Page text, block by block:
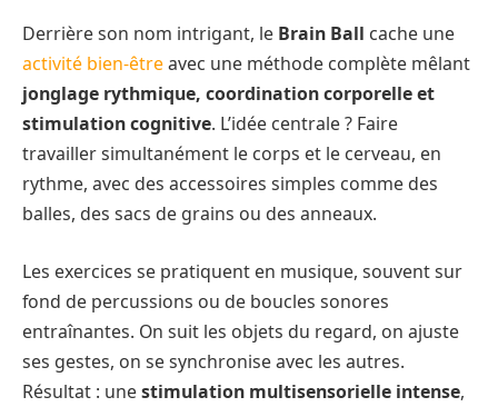
Derrière son nom intrigant, le Brain Ball cache une
activité bien-êtreavec une méthode complète mêlant
jonglage rythmique, coordination corporelle et
stimulation cognitive. L’idée centrale ? Faire
travailler simultanément le corps et le cerveau, en
rythme, avec des accessoires simples comme des
balles, des sacs de grains ou des anneaux.
Les exercices se pratiquent en musique, souvent sur
fond de percussions ou de boucles sonores
entraînantes. On suit les objets du regard, on ajuste
ses gestes, on se synchronise avec les autres.
Résultat : unestimulation multisensorielle intense,